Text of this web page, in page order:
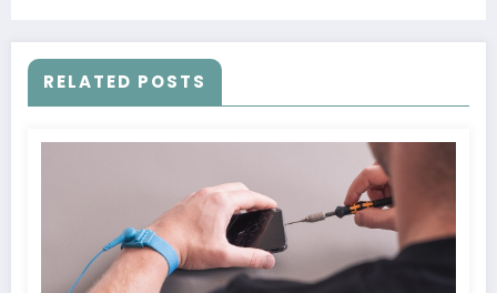
RELATED POSTS